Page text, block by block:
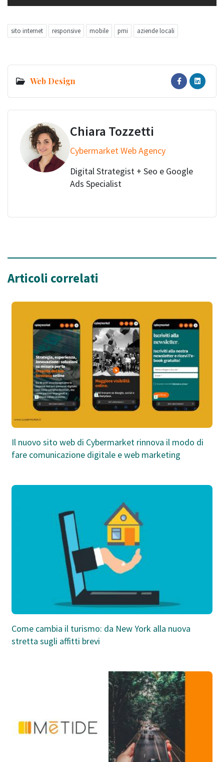
sito internet responsive mobile pmi aziende locali
Web Design
Chiara Tozzetti
Cybermarket Web Agency
Digital Strategist + Seo e Google
Ads Specialist
Articoli correlati
Il nuovo sito web di Cybermarket rinnova il modo di
fare comunicazione digitale e web marketing
Come cambia il turismo: da New York alla nuova
stretta sugli affitti brevi